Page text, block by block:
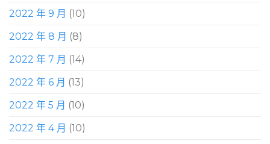
2022 年 9 月 (10)
2022 年 8 月 (8)
2022 年 7 月 (14)
2022 年 6 月 (13)
2022 年 5 月 (10)
2022 年 4 月 (10)